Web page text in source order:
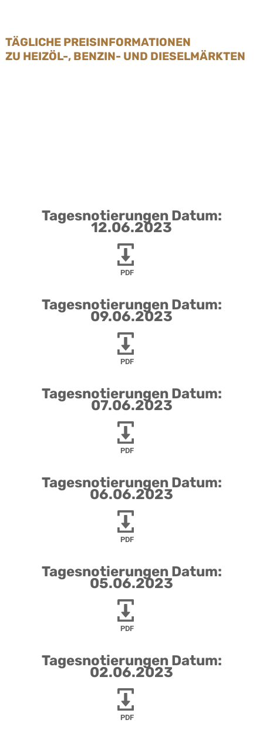
TÄGLICHE PREISINFORMATIONEN
ZU HEIZÖL-, BENZIN- UND DIESELMÄRKTEN
Tagesnotierungen Datum:
12.06.2023
PDF
Tagesnotierungen Datum:
09.06.2023
PDF
Tagesnotierungen Datum:
07.06.2023
PDF
Tagesnotierungen Datum:
06.06.2023
PDF
Tagesnotierungen Datum:
05.06.2023
PDF
Tagesnotierungen Datum:
02.06.2023
PDF